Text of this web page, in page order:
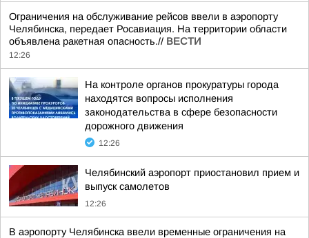
Ограничения на обслуживание рейсов ввели в аэропорту
Челябинска, передает Росавиация. На территории области
объявлена ракетная опасность.// ВЕСТИ
12:26
На контроле органов прокуратуры города
находятся вопросы исполнения
законодательства в сфере безопасности
дорожного движения
12:26
Челябинский аэропорт приостановил прием и
выпуск самолетов
12:26
В аэропорту Челябинска ввели временные ограничения на